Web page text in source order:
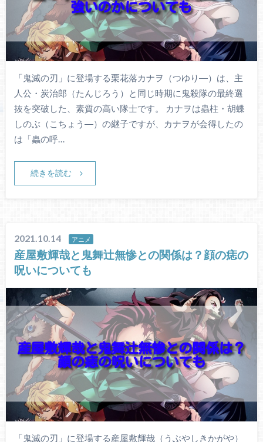
「鬼滅の刃」に登場する栗花落カナヲ（つゆり―）は、主
人公・炭治郎（たんじろう）と同じ時期に鬼殺隊の最終選
抜を突破した、素質の高い隊士です。 カナヲは蟲柱・胡蝶
しのぶ（こちょう―）の継子ですが、カナヲが会得したの
は「蟲の呼…
続きを読む
2021.10.14 アニメ
産屋敷輝哉と鬼舞辻無惨との関係は？顔の痣の
呪いについても
「鬼滅の刃」に登場する産屋敷輝哉（うぶやしきかがや）